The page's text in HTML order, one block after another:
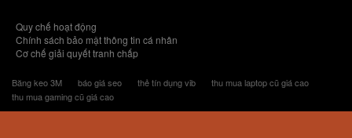
Quy chế hoạt động
Chính sách bảo mật thông tin cá nhân
Cơ chế giải quyết tranh chấp
Băng keo 3M báo giá seo thẻ tín dụng vib
thu mua laptop cũ giá cao
thu mua gaming cũ giá cao